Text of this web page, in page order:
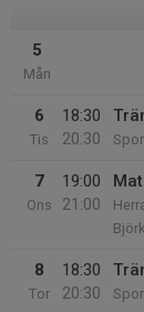
5
Mån
6
Tis
18:30
20:30
7
Ons
19:00
21:00
8
Tor
18:30
20:30